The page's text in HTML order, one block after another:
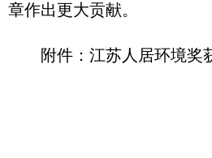
章作出更大贡献。
附件：江苏人居环境奖